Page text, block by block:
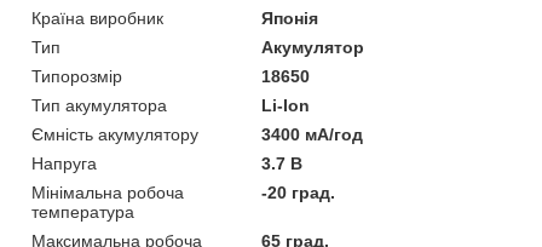
Країна виробник
Японія
Тип
Акумулятор
Типорозмір
18650
Тип акумулятора
Li-Ion
Ємність акумулятору
3400 мА/год
Напруга
3.7 В
Мінімальна робоча
температура
-20 град.
Максимальна робоча
65 град.